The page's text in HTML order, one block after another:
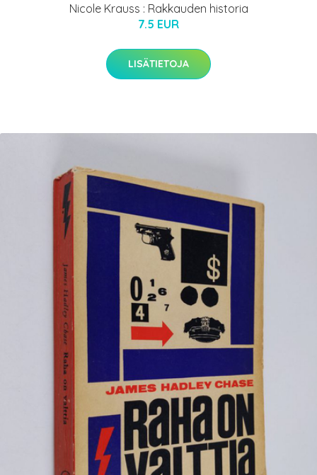
Nicole Krauss : Rakkauden historia
7.5 EUR
LISÄTIETOJA